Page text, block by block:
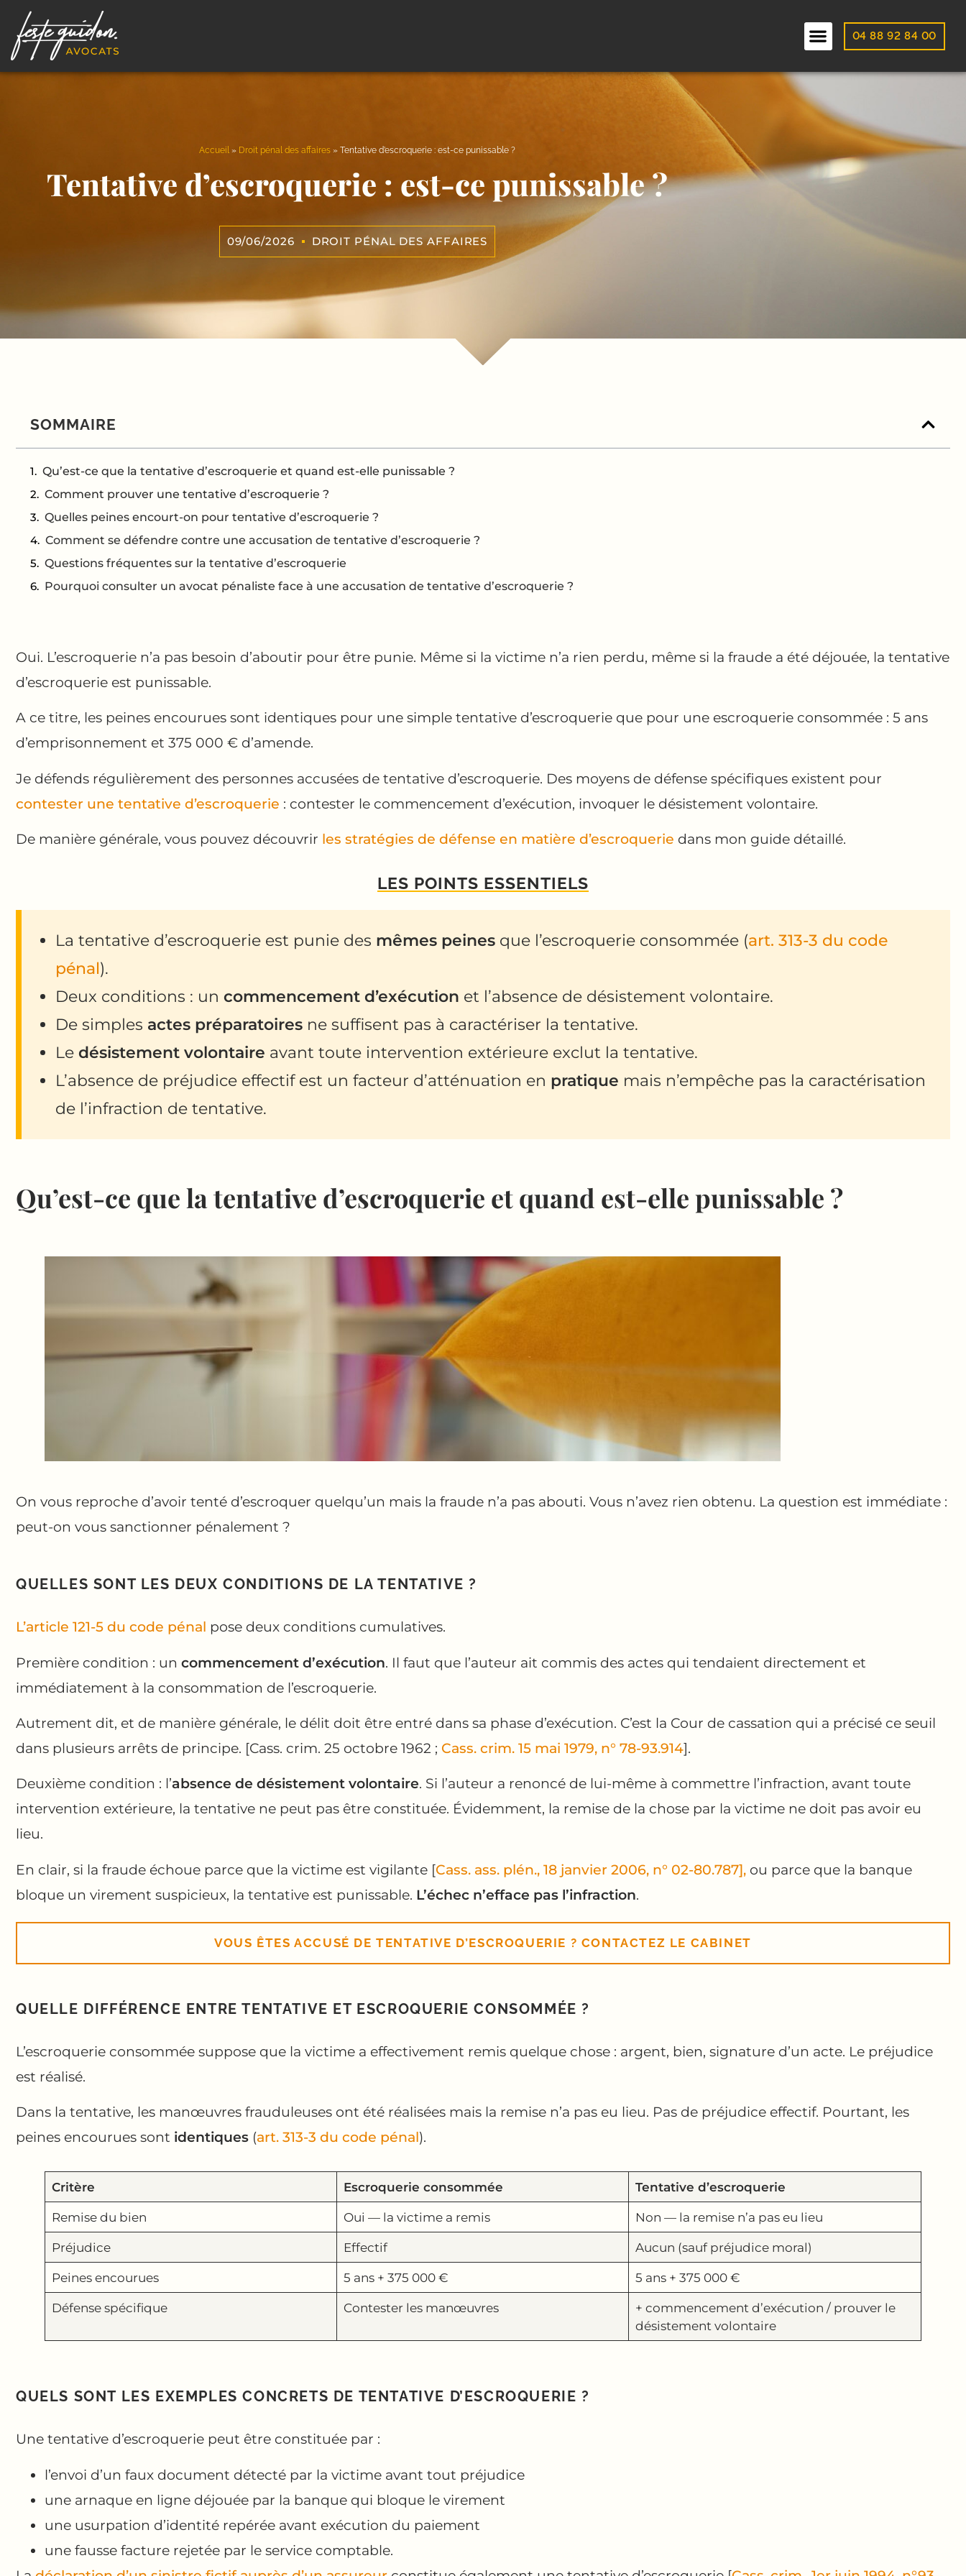
04 88 92 84 00
Accueil » Droit pénal des affaires » Tentative d’escroquerie : est-ce punissable ?
Tentative d’escroquerie : est-ce punissable ?
09/06/2026 DROIT PÉNAL DES AFFAIRES
SOMMAIRE
Qu’est-ce que la tentative d’escroquerie et quand est-elle punissable ?
Comment prouver une tentative d’escroquerie ?
Quelles peines encourt-on pour tentative d’escroquerie ?
Comment se défendre contre une accusation de tentative d’escroquerie ?
Questions fréquentes sur la tentative d’escroquerie
Pourquoi consulter un avocat pénaliste face à une accusation de tentative d’escroquerie ?
Oui. L’escroquerie n’a pas besoin d’aboutir pour être punie. Même si la victime n’a rien perdu, même si la fraude a été déjouée, la tentative
d’escroquerie est punissable.
A ce titre, les peines encourues sont identiques pour une simple tentative d’escroquerie que pour une escroquerie consommée : 5 ans
d’emprisonnement et 375 000 € d’amende.
Je défends régulièrement des personnes accusées de tentative d’escroquerie. Des moyens de défense spécifiques existent pour
contester une tentative d’escroquerie : contester le commencement d’exécution, invoquer le désistement volontaire.
De manière générale, vous pouvez découvrir les stratégies de défense en matière d’escroquerie dans mon guide détaillé.
LES POINTS ESSENTIELS
La tentative d’escroquerie est punie des mêmes peines que l’escroquerie consommée (art. 313-3 du code
pénal).
Deux conditions : un commencement d’exécution et l’absence de désistement volontaire.
De simples actes préparatoires ne suffisent pas à caractériser la tentative.
Le désistement volontaire avant toute intervention extérieure exclut la tentative.
L’absence de préjudice effectif est un facteur d’atténuation en pratique mais n’empêche pas la caractérisation
de l’infraction de tentative.
Qu’est-ce que la tentative d’escroquerie et quand est-elle punissable ?
On vous reproche d’avoir tenté d’escroquer quelqu’un mais la fraude n’a pas abouti. Vous n’avez rien obtenu. La question est immédiate :
peut-on vous sanctionner pénalement ?
QUELLES SONT LES DEUX CONDITIONS DE LA TENTATIVE ?
L’article 121-5 du code pénal pose deux conditions cumulatives.
Première condition : un commencement d’exécution. Il faut que l’auteur ait commis des actes qui tendaient directement et
immédiatement à la consommation de l’escroquerie.
Autrement dit, et de manière générale, le délit doit être entré dans sa phase d’exécution. C’est la Cour de cassation qui a précisé ce seuil
dans plusieurs arrêts de principe. [Cass. crim. 25 octobre 1962 ; Cass. crim. 15 mai 1979, n° 78-93.914].
Deuxième condition : l’absence de désistement volontaire. Si l’auteur a renoncé de lui-même à commettre l’infraction, avant toute
intervention extérieure, la tentative ne peut pas être constituée. Évidemment, la remise de la chose par la victime ne doit pas avoir eu
lieu.
En clair, si la fraude échoue parce que la victime est vigilante [Cass. ass. plén., 18 janvier 2006, n° 02-80.787], ou parce que la banque
bloque un virement suspicieux, la tentative est punissable. L’échec n’efface pas l’infraction.
VOUS ÊTES ACCUSÉ DE TENTATIVE D’ESCROQUERIE ? CONTACTEZ LE CABINET
QUELLE DIFFÉRENCE ENTRE TENTATIVE ET ESCROQUERIE CONSOMMÉE ?
L’escroquerie consommée suppose que la victime a effectivement remis quelque chose : argent, bien, signature d’un acte. Le préjudice
est réalisé.
Dans la tentative, les manœuvres frauduleuses ont été réalisées mais la remise n’a pas eu lieu. Pas de préjudice effectif. Pourtant, les
peines encourues sont identiques (art. 313-3 du code pénal).
Critère Escroquerie consommée
Tentative d’escroquerie
Remise du bien
Oui — la victime a remis
Non — la remise n’a pas eu lieu
Préjudice
Effectif
Aucun (sauf préjudice moral)
Peines encourues
5 ans + 375 000 €
5 ans + 375 000 €
Défense spécifique
Contester les manœuvres
+ commencement d’exécution / prouver le
désistement volontaire
QUELS SONT LES EXEMPLES CONCRETS DE TENTATIVE D’ESCROQUERIE ?
Une tentative d’escroquerie peut être constituée par :
l’envoi d’un faux document détecté par la victime avant tout préjudice
une arnaque en ligne déjouée par la banque qui bloque le virement
une usurpation d’identité repérée avant exécution du paiement
une fausse facture rejetée par le service comptable.